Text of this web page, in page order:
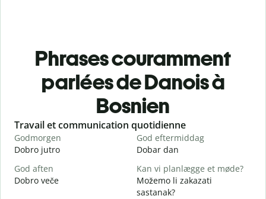
Phrases couramment
parlées de Danois à
Bosnien
Slide 1 of 6
Travail et communication quotidienne
Godmorgen
Dobro jutro
God eftermiddag
Dobar dan
God aften
Dobro veče
Kan vi planlægge et møde?
Možemo li zakazati
sastanak?